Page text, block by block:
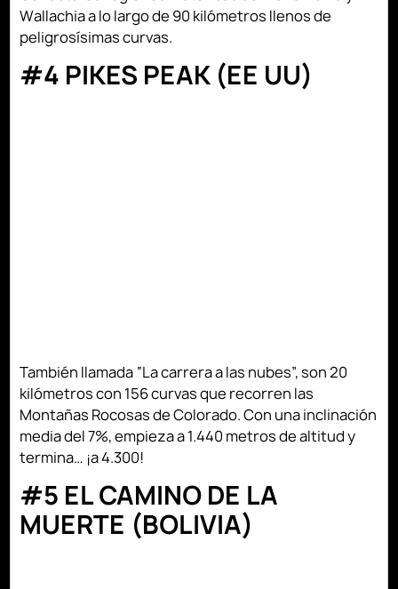
Wallachia a lo largo de 90 kilómetros llenos de
peligrosísimas curvas.
#4 PIKES PEAK (EE UU)
También llamada “La carrera a las nubes”, son 20
kilómetros con 156 curvas que recorren las
Montañas Rocosas de Colorado. Con una inclinación
media del 7%, empieza a 1.440 metros de altitud y
termina… ¡a 4.300!
#5 EL CAMINO DE LA
MUERTE (BOLIVIA)